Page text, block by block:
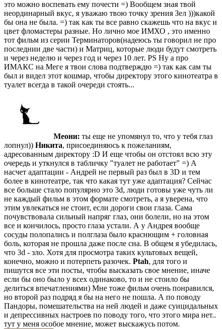
это можно воспевать ему почести =) Вообщем зная твой
неординарный вкус, я уважаю твою точку зрения Зел )))какой
бы она не была. =) так как ты все равно скажешь что на вкус и
цвет фломастеры разные. Но лично мое ИМХО , это именно
тот фильм из серии Терминаторов(надеюсь ты говорил не про
последнии две части) и Матриц, которые люди будут смотреть
и через неделю и через год и через 10 лет. PS Ну а про
ИМАКС на Меге я твои слова подтверждю =) так как сам ты
был и видел этот кошмар, чтобы директору этого кинотеатра в
туалет всегда в такой очереди стоять...
Меони: ты еще не упомянул то, что у тебя глаз
лопнул)) Никита, присоединяюсь к пожеланиям,
адресованным директору :D И еще чтобы он отстоял всю эту
очередь и уткнулся в табличку "туалет не работает" =) А
насчет адаптации - Андрей не первый раз был в 3D и тем
более в кинотеатре, так что какая тут уже адаптация? Сейчас
все больше стало популярно это 3d, люди готовы уже чуть ли
не каждый фильм в этом формате смотреть, а я уверена, что
этим увлекаться не стоит, если дороги свои глаза. Сама
почувствовала сильный напряг глаз, они болели, но на этом
все и кончилось, просто глаза устали. А у Андрея вообще
сосуды полопались и полглаза было краснющим + головная
боль, которая не прошла даже после сна. В общем я убедилась,
что 3d - зло. Хотя для просмотра таких культовых вещей,
конечно, можно и потерпеть разочек. Ptah, для того и
пишутся все эти посты, чтобы высказать свое мнение, иначе
если бы оно было у всех одинаково, то и не стоило бы
делиться впечатлениями) Мне тоже фильм очень понравился,
но второй раз подряд я бы на него не пошла. А по поводу
Пандоры, помешательства на ней людей и даже суицидальных
и депрессивных настроев по поводу того, что этого мира нет..
тут у меня особое мнение, может выскажусь потом.